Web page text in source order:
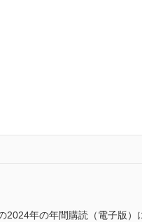
年の年間購読（電子版